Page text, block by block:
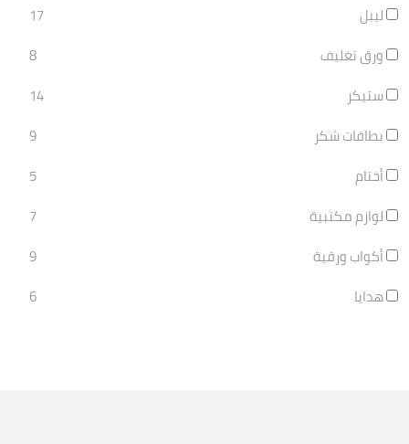
ليبل
17
ورق تغليف
8
ستيكر
14
بطاقات شكر
9
أختام
5
لوازم مكتبية
7
أكواب ورقية
9
هدايا
6